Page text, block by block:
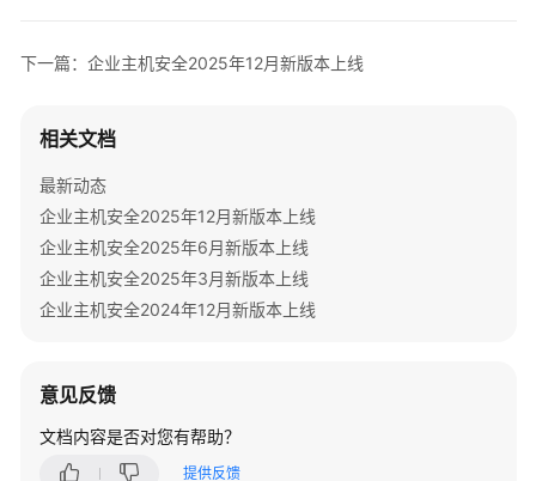
主
全
年
12
月
版
本
企
下一篇：企业主机安全2025年12月新版本上线
相关文档
最新动态
企业主机安全2025年12月新版本上线
企业主机安全2025年6月新版本上线
企业主机安全2025年3月新版本上线
企业主机安全2024年12月新版本上线
意见反馈
文档内容是否对您有帮助？
提供反馈